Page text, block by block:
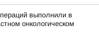
выполнили в
онкологическом